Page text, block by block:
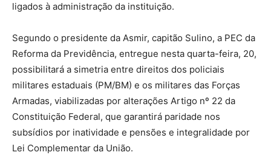
ligados à administração da instituição.
Segundo o presidente da Asmir, capitão Sulino, a PEC da
Reforma da Previdência, entregue nesta quarta-feira, 20,
possibilitará a simetria entre direitos dos policiais
militares estaduais (PM/BM) e os militares das Forças
Armadas, viabilizadas por alterações Artigo nº 22 da
Constituição Federal, que garantirá paridade nos
subsídios por inatividade e pensões e integralidade por
Lei Complementar da União.